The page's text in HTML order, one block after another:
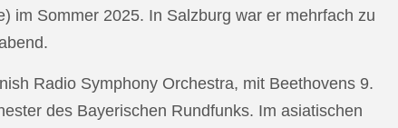
im Sommer 2025. In Salzburg war er mehrfach zu
Radio Symphony Orchestra, mit Beethovens 9.
des Bayerischen Rundfunks. Im asiatischen